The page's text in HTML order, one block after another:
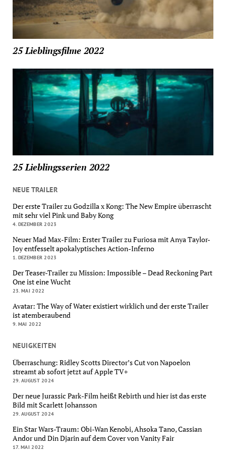
25 Lieblingsfilme 2022
25 Lieblingsserien 2022
NEUE TRAILER
Der erste Trailer zu Godzilla x Kong: The New Empire überrascht
mit sehr viel Pink und Baby Kong
4. DEZEMBER 2023
Neuer Mad Max-Film: Erster Trailer zu Furiosa mit Anya Taylor-
Joy entfesselt apokalyptisches Action-Inferno
1. DEZEMBER 2023
Der Teaser-Trailer zu Mission: Impossible – Dead Reckoning Part
One ist eine Wucht
23. MAI 2022
Avatar: The Way of Water existiert wirklich und der erste Trailer
ist atemberaubend
9. MAI 2022
NEUIGKEITEN
Überraschung: Ridley Scotts Director’s Cut von Napoelon
streamt ab sofort jetzt auf Apple TV+
29. AUGUST 2024
Der neue Jurassic Park-Film heißt Rebirth und hier ist das erste
Bild mit Scarlett Johansson
29. AUGUST 2024
Ein Star Wars-Traum: Obi-Wan Kenobi, Ahsoka Tano, Cassian
Andor und Din Djarin auf dem Cover von Vanity Fair
17. MAI 2022